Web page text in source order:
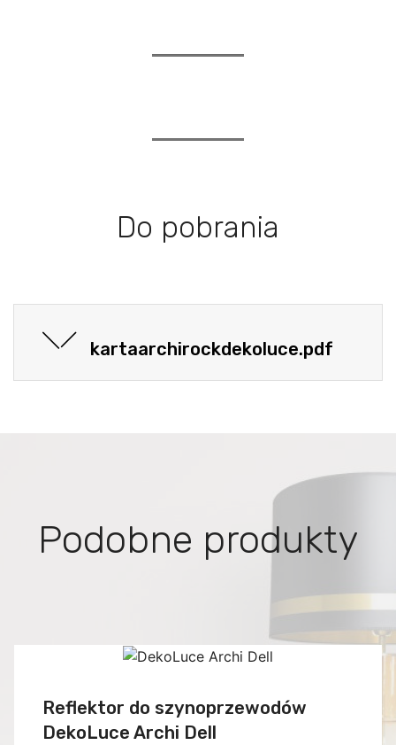
Do pobrania
kartaarchirockdekoluce.pdf
Podobne produkty
Reflektor do szynoprzewodów
DekoLuce Archi Dell